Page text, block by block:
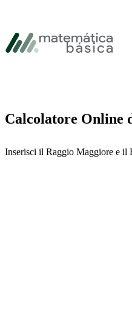
Vai al piè di pagina
Calcolatore Online
Inserisci il Raggio Maggiore e il